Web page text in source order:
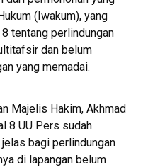
(Iwakum), yang
tentang perlindungan
dan belum
yang memadai.
Majelis Hakim, Akhmad
8 UU Pers sudah
bagi perlindungan
di lapangan belum